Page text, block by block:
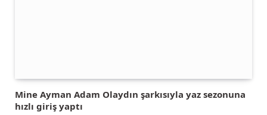
Mine Ayman Adam Olaydın şarkısıyla yaz sezonuna
hızlı giriş yaptı